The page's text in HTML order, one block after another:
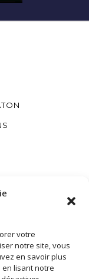
votre
notre site, vous
en savoir plus
lisant notre